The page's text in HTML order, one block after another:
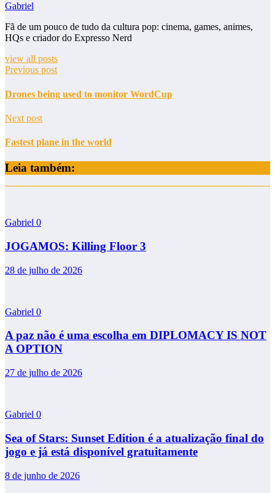
Gabriel
Fã de um pouco de tudo da cultura pop: cinema, games, animes,
HQs e criador do Expresso Nerd
view all posts
Previous post
Drones being used to monitor WordCup
Next post
Fastest plane in the world
Leia também:
Gabriel 0
JOGAMOS: Killing Floor 3
28 de julho de 2026
Gabriel 0
A paz não é uma escolha em DIPLOMACY IS NOT
A OPTION
27 de julho de 2026
Gabriel 0
Sea of Stars: Sunset Edition é a atualização final do
jogo e já está disponível gratuitamente
8 de junho de 2026